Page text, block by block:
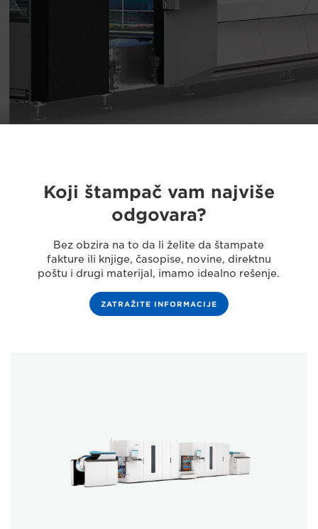
Koji štampač vam najviše
odgovara?
Bez obzira na to da li želite da štampate
fakture ili knjige, časopise, novine, direktnu
poštu i drugi materijal, imamo idealno rešenje.
ZATRAŽITE INFORMACIJE